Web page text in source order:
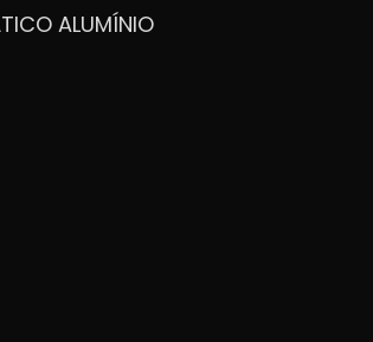
ALUMÍNIO